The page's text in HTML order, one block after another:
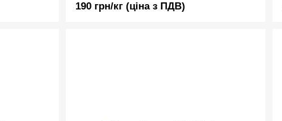
190 грн/кг (ціна з ПДВ)